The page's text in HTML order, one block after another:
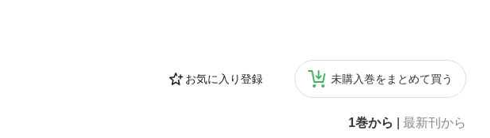
お気に入り登録 未購入巻をまとめて買う
1巻から 最新刊から